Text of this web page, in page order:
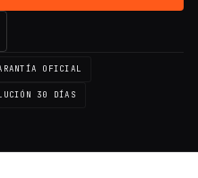
OFICIAL
30 DÍAS